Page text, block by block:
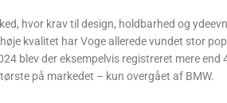
hvor krav til design, holdbarhed og
kvalitet har Voge allerede vundet stor
blev der eksempelvis registreret mere
på markedet – kun overgået af BMW.